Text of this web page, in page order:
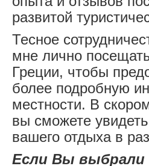
развитой
Тесное
мне лично
Греции, чтобы
более подробную
местности. В
вы сможете
вашего отдыха в
Если Вы выбрали